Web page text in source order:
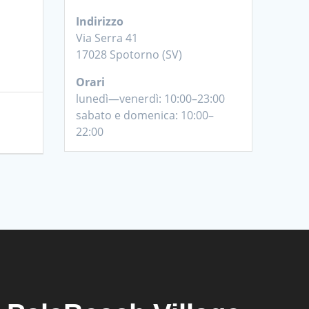
Indirizzo
Via Serra 41
17028 Spotorno (SV)
Orari
lunedì—venerdì: 10:00–23:00
sabato e domenica: 10:00–
22:00